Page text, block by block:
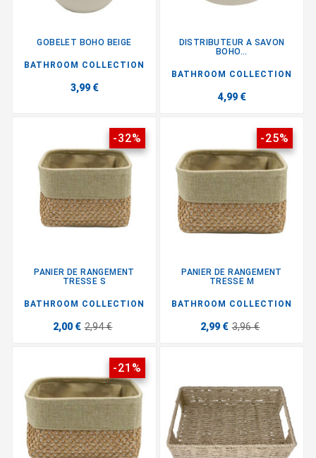
GOBELET BOHO BEIGE
BATHROOM COLLECTION
3,99 €
DISTRIBUTEUR A SAVON
BOHO...
BATHROOM COLLECTION
4,99 €
-32%
PANIER DE RANGEMENT
TRESSE S
BATHROOM COLLECTION
2,00 € 2,94 €
-25%
PANIER DE RANGEMENT
TRESSE M
BATHROOM COLLECTION
2,99 € 3,96 €
-21%